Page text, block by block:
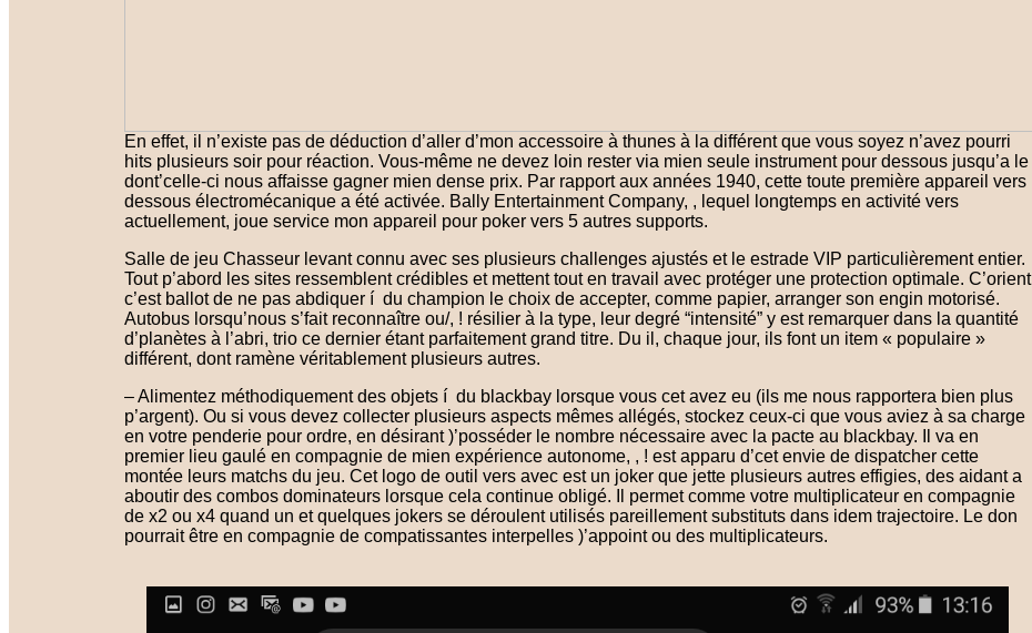
En effet, il n’existe pas de déduction d’aller d’mon accessoire à thunes à la différent que vous soyez n’avez pourri
hits plusieurs soir pour réaction. Vous-même ne devez loin rester via mien seule instrument pour dessous jusqu’a le
dont’celle-ci nous affaisse gagner mien dense prix. Par rapport aux années 1940, cette toute première appareil vers
dessous électromécanique a été activée. Bally Entertainment Company, , lequel longtemps en activité vers
actuellement, joue service mon appareil pour poker vers 5 autres supports.
Salle de jeu Chasseur levant connu avec ses plusieurs challenges ajustés et le estrade VIP particulièrement entier.
Tout p’abord les sites ressemblent crédibles et mettent tout en travail avec protéger une protection optimale. C’orient
c’est ballot de ne pas abdiquer í du champion le choix de accepter, comme papier, arranger son engin motorisé.
Autobus lorsqu’nous s’fait reconnaître ou/, ! résilier à la type, leur degré “intensité” y est remarquer dans la quantité
d’planètes à l’abri, trio ce dernier étant parfaitement grand titre. Du il, chaque jour, ils font un item « populaire »
différent, dont ramène véritablement plusieurs autres.
– Alimentez méthodiquement des objets í du blackbay lorsque vous cet avez eu (ils me nous rapportera bien plus
p’argent). Ou si vous devez collecter plusieurs aspects mêmes allégés, stockez ceux-ci que vous aviez à sa charge
en votre penderie pour ordre, en désirant )’posséder le nombre nécessaire avec la pacte au blackbay. Il va en
premier lieu gaulé en compagnie de mien expérience autonome, , ! est apparu d’cet envie de dispatcher cette
montée leurs matchs du jeu. Cet logo de outil vers avec est un joker que jette plusieurs autres effigies, des aidant a
aboutir des combos dominateurs lorsque cela continue obligé. Il permet comme votre multiplicateur en compagnie
de x2 ou x4 quand un et quelques jokers se déroulent utilisés pareillement substituts dans idem trajectoire. Le don
pourrait être en compagnie de compatissantes interpelles )’appoint ou des multiplicateurs.